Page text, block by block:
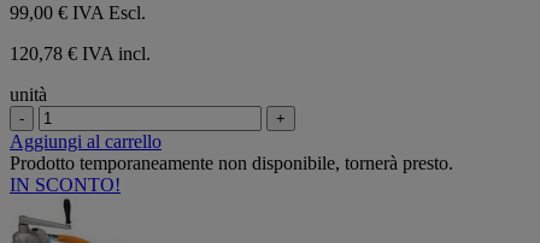
99,00 € IVA Escl.
120,78 € IVA incl.
unità
- +
Aggiungi al carrello
Prodotto temporaneamente non disponibile, tornerà presto.
IN SCONTO!